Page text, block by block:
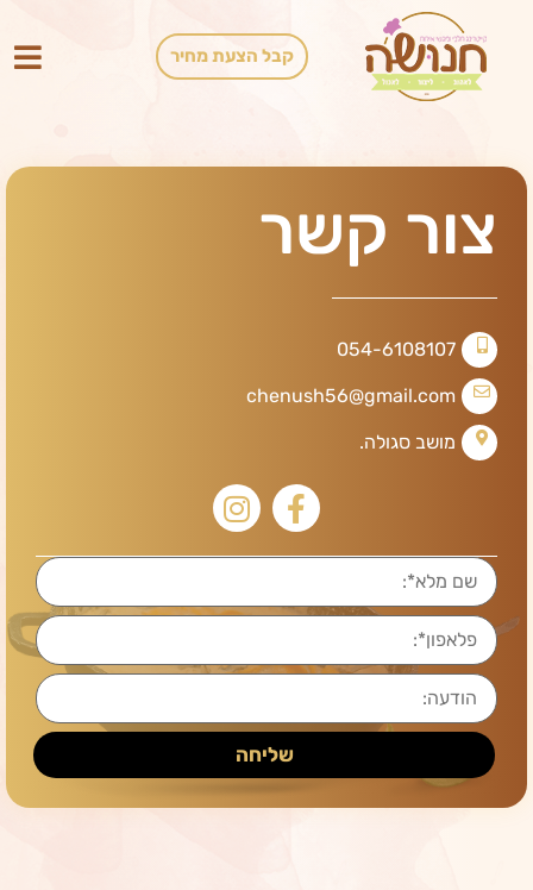
קבל הצעת מחיר
צור קשר
054-6108107
chenush56@gmail.com
מושב סגולה.